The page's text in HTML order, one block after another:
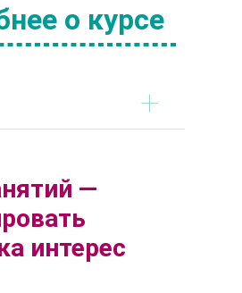
о курсе
+
⁠—
интерес